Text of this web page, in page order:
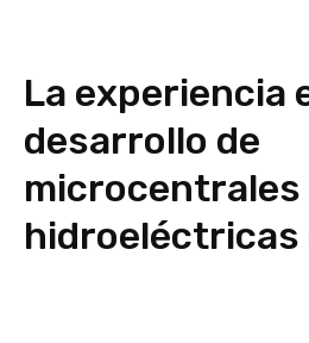
La experiencia
desarrollo de
microcentrales
hidroeléctricas